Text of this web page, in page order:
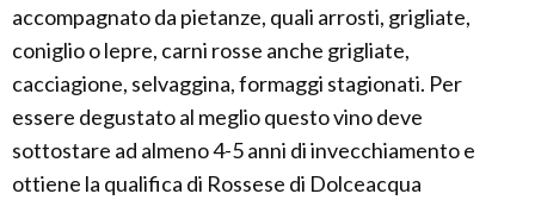
accompagnato da pietanze, quali arrosti, grigliate,
coniglio o lepre, carni rosse anche grigliate,
cacciagione, selvaggina, formaggi stagionati. Per
essere degustato al meglio questo vino deve
sottostare ad almeno 4-5 anni di invecchiamento e
ottiene la qualifica di Rossese di Dolceacqua